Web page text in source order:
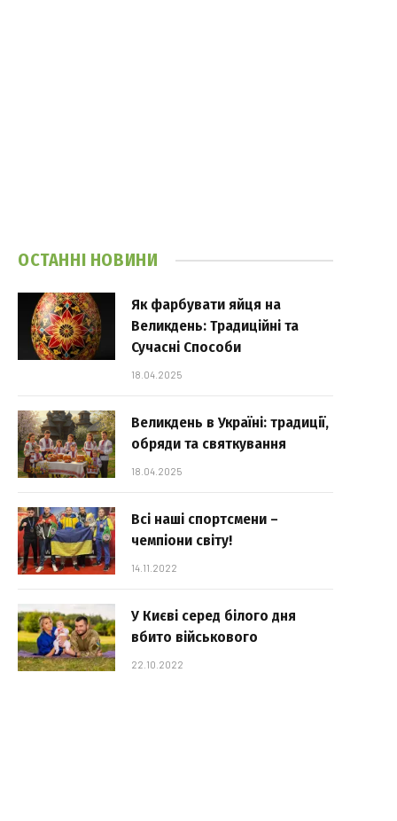
ОСТАННІ НОВИНИ
Як фарбувати яйця на
Великдень: Традиційні та
Сучасні Способи
18.04.2025
Великдень в Україні: традиції,
обряди та святкування
18.04.2025
Всі наші спортсмени –
чемпіони світу!
14.11.2022
У Києві серед білого дня
вбито військового
22.10.2022